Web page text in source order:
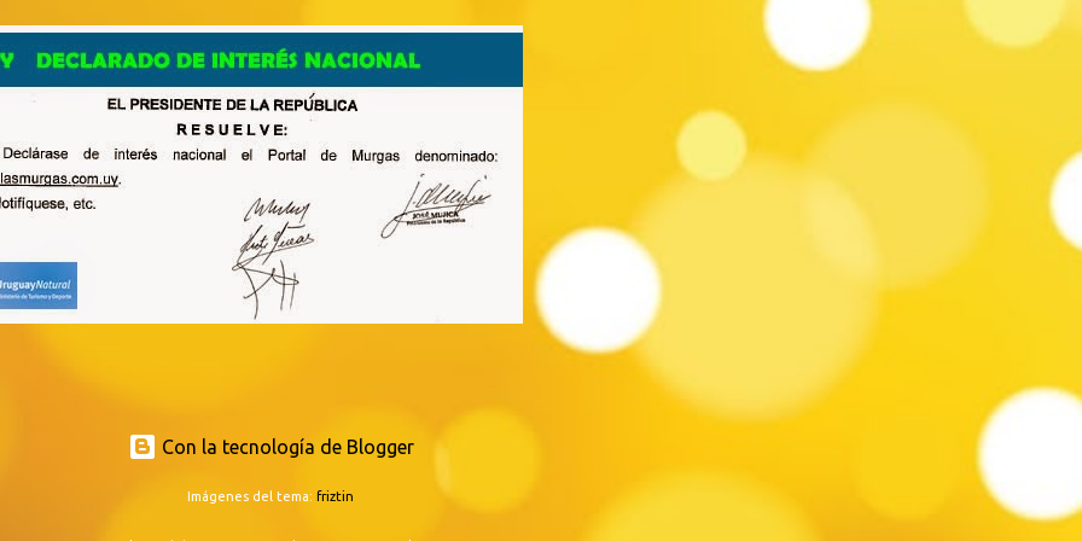
Con la tecnología de Blogger
Imágenes del tema: friztin